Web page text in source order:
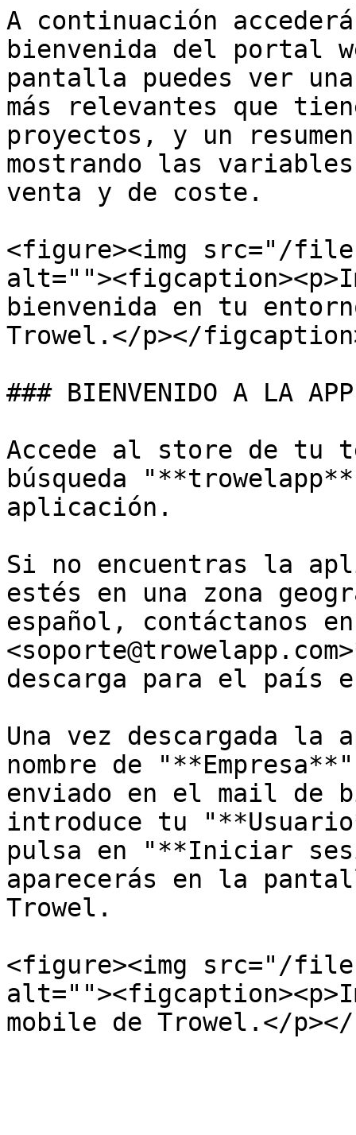
A continuación
bienvenida del portal
pantalla puedes ver
más relevantes que
proyectos, y un
mostrando las
venta y de coste.
<figure><img src="/
bienvenida en tu
Trowel.</p></
### BIENVENIDO A LA APP
Accede al store de tu
búsqueda
aplicación.
Si no encuentras la
estés en una zona
español, contáctanos
descarga para el país
Una vez descargada
nombre de
enviado en el mail de
introduce tu
pulsa en "**Iniciar
aparecerás en la
Trowel.
<figure><img src="/files/